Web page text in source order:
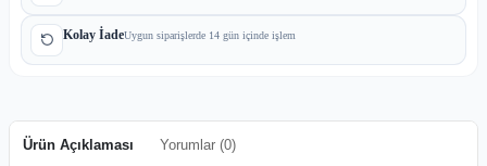
Kolay İadeUygun siparişlerde 14 gün içinde işlem
Ürün Açıklaması Yorumlar (0)